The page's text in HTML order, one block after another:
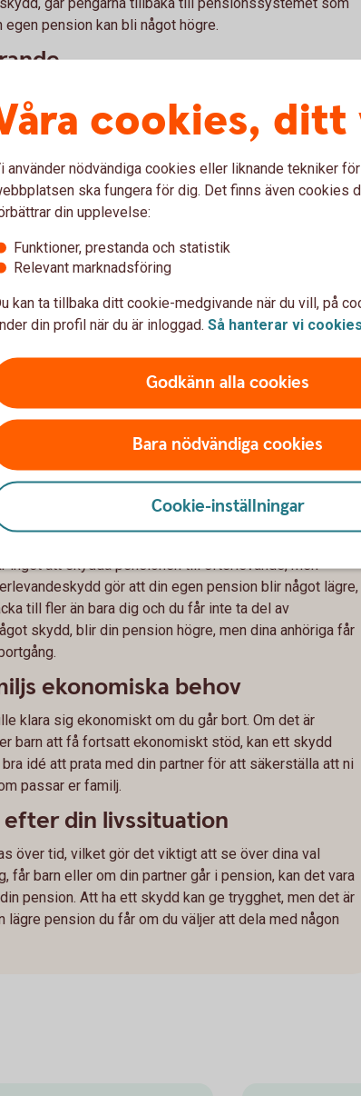
pension kan bli något högre.
ditt privata pensionssparande går pengarna direkt till
dig full kontroll över vem som får pengarna.
fördelas pengarna enligt den vanliga
anhöriga får pengarna i enlighet med gällande
du väljer skydd för din
med skyddet
för dig att ha en högre pension eller att skydda din
inget att skydda pensionen till efterlevande, men
gör att din egen pension blir något lägre,
till fler än bara dig och du får inte ta del av
skydd, blir din pension högre, men dina anhöriga får
ekonomiska behov
klara sig ekonomiskt om du går bort. Om det är
barn att få fortsatt ekonomiskt stöd, kan ett skydd
idé att prata med din partner för att säkerställa att ni
passar er familj.
efter din livssituation
över tid, vilket gör det viktigt att se över dina val
får barn eller om din partner går i pension, kan det vara
pension. Att ha ett skydd kan ge trygghet, men det är
pension du får om du väljer att dela med någon
cookies, ditt
använder nödvändiga cookies eller liknande tekniker
ska fungera för dig. Det finns även cookies
din upplevelse:
Funktioner, prestanda och statistik
Relevant marknadsföring
kan ta tillbaka ditt cookie-medgivande när du vill, på
din profil när du är inloggad. Så hanterar vi cookies
Godkänn alla cookies
Bara nödvändiga cookies
Cookie-inställningar